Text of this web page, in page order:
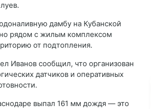
дамбу на Кубанской
рядом с жилым комплексом
от подтопления.
Иванов сообщил, что организован
датчиков и оперативных
выпал 161 мм дождя — это